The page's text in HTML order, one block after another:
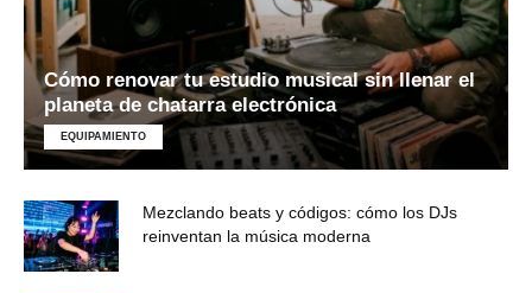
Cómo renovar tu estudio musical sin llenar el
planeta de chatarra electrónica
EQUIPAMIENTO
Mezclando beats y códigos: cómo los DJs
reinventan la música moderna